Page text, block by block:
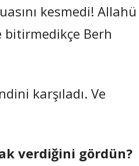
kesmedi! Allahü
bitirmedikçe Berh
karşıladı. Ve
verdiğini gördün?